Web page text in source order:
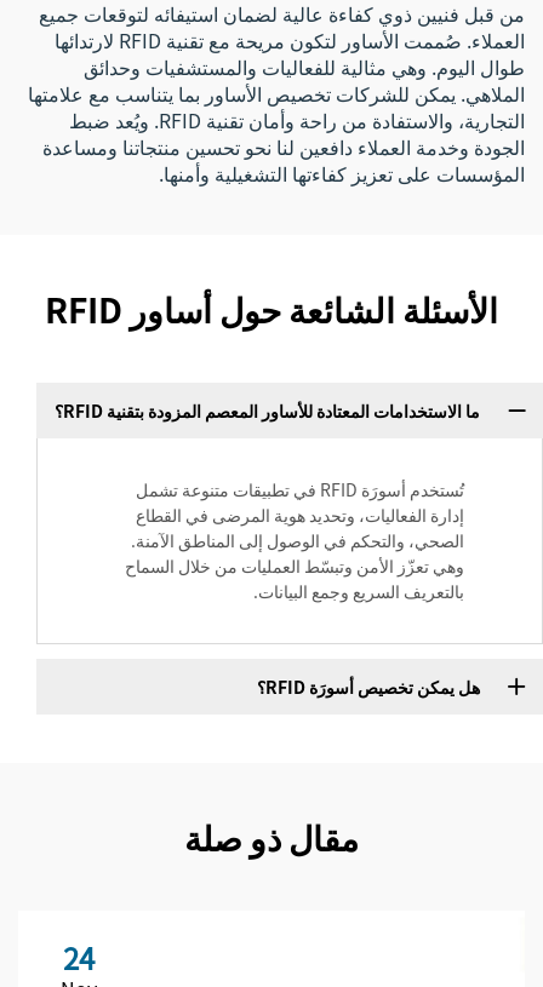
من قبل فنيين ذوي كفاءة عالية لضمان استيفائه لتوقعات جميع
العملاء. صُممت الأساور لتكون مريحة مع تقنية RFID لارتدائها
طوال اليوم. وهي مثالية للفعاليات والمستشفيات وحدائق
الملاهي. يمكن للشركات تخصيص الأساور بما يتناسب مع علامتها
التجارية، والاستفادة من راحة وأمان تقنية RFID. ويُعد ضبط
الجودة وخدمة العملاء دافعين لنا نحو تحسين منتجاتنا ومساعدة
المؤسسات على تعزيز كفاءتها التشغيلية وأمنها.
الأسئلة الشائعة حول أساور RFID
ما الاستخدامات المعتادة للأساور المعصم المزودة بتقنية RFID؟
تُستخدم أسورَة RFID في تطبيقات متنوعة تشمل
إدارة الفعاليات، وتحديد هوية المرضى في القطاع
الصحي، والتحكم في الوصول إلى المناطق الآمنة.
وهي تعزّز الأمن وتبسّط العمليات من خلال السماح
بالتعريف السريع وجمع البيانات.
هل يمكن تخصيص أسورَة RFID؟
مقال ذو صلة
24